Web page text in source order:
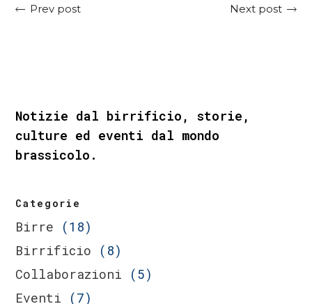
Prev post Next post
Notizie dal birrificio, storie,
culture ed eventi dal mondo
brassicolo.
Categorie
Birre (18)
Birrificio (8)
Collaborazioni (5)
Eventi (7)